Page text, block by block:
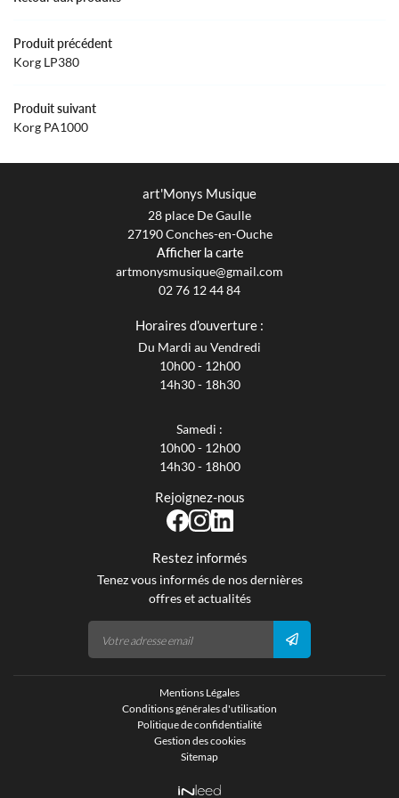
Produit précédent
Korg LP380
Produit suivant
Korg PA1000
art'Monys Musique
28 place De Gaulle
27190 Conches-en-Ouche
Afficher la carte
02 76 12 44 84
Horaires d'ouverture :
Du Mardi au Vendredi
10h00 - 12h00
14h30 - 18h30
Samedi :
10h00 - 12h00
14h30 - 18h00
Rejoignez-nous
Restez informés
Tenez vous informés de nos dernières
offres et actualités
Mentions Légales
Conditions générales d'utilisation
Politique de confidentialité
Gestion des cookies
Sitemap